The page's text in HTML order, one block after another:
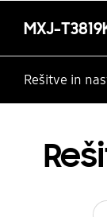
MXJ-
Rešitve in